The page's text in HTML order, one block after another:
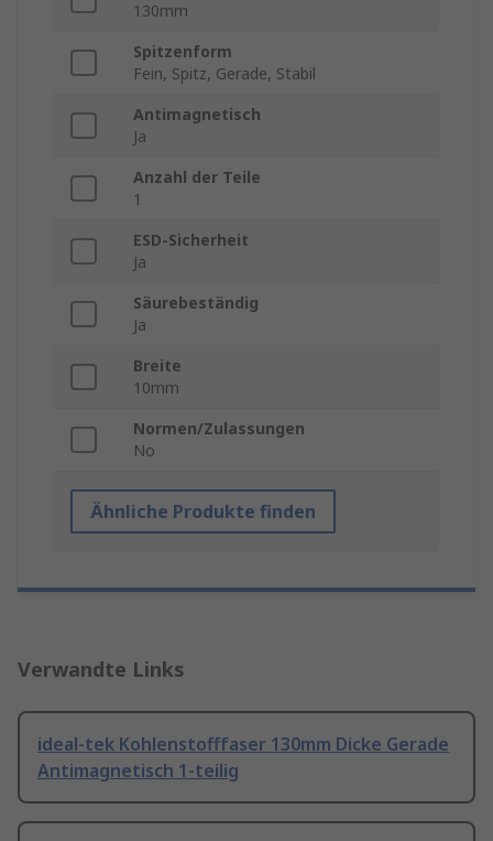
130mm
Spitzenform
Fein, Spitz, Gerade, Stabil
Antimagnetisch
Ja
Anzahl der Teile
1
ESD-Sicherheit
Ja
Säurebeständig
Ja
Breite
10mm
Normen/Zulassungen
No
Ähnliche Produkte finden
Verwandte Links
ideal-tek Kohlenstofffaser 130mm Dicke Gerade
Antimagnetisch 1-teilig